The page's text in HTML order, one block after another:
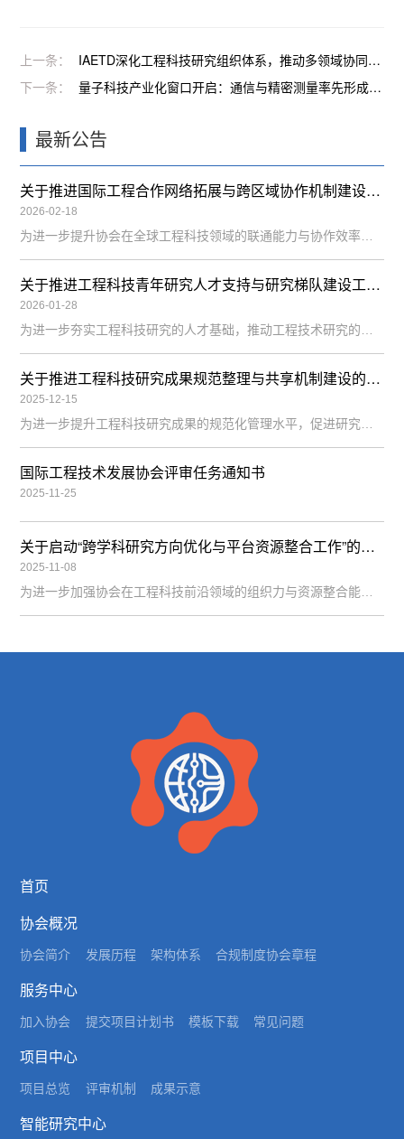
上一条：
IAETD深化工程科技研究组织体系，推动多领域协同发展
下一条：
量子科技产业化窗口开启：通信与精密测量率先形成收入闭环
最新公告
关于推进国际工程合作网络拓展与跨区域协作机制建设的通知
2026-02-18
关于推进工程科技青年研究人才支持与研究梯队建设工作的通知
2026-01-28
关于推进工程科技研究成果规范整理与共享机制建设的通知
2025-12-15
国际工程技术发展协会评审任务通知书
2025-11-25
关于启动“跨学科研究方向优化与平台资源整合工作”的通知
2025-11-08
首页
协会概况
协会简介 发展历程 架构体系 合规制度协会章程
服务中心
加入协会 提交项目计划书 模板下载 常见问题
项目中心
项目总览 评审机制 成果示意
智能研究中心